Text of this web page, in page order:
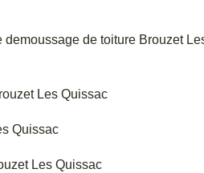
demoussage de toiture Brouzet
Les Quissac
Quissac
Les Quissac